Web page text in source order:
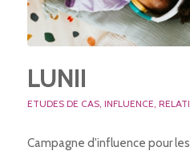
LUNII
ETUDES DE CAS, INFLUENCE
Campagne d'influence pour